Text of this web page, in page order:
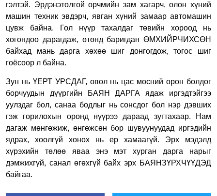
гэлтэй. Эрдэнэтолгой орчмийн зам хагарч, олон хүний
машин техник эвдэрч, явган хүний замаар автомашин
цувж байна. Гол нүүр тахалдаг төвийн хороод нь
хогондоо дарагдаж, өтөнд баригдан ӨМХИЙРЧИХСӨН
байхад мань дарга хөхөө шиг донгогдож, тогос шиг
гоёсоор л байна.
Зун нь ҮЕРТ УРСДАГ, өвөл нь цас мөсний орон болдог
борчуудын дүүргийн БАЯН ДАРГА ядаж иргэдтэйгээ
уулздаг бол, санаа бодлыг нь сонсдог бол нэр дэвших
гэж горилохын оронд нүүрээ дараад зугтахаар. Нам
дагаж мөнгөжиж, өнгөжсөн бор шувуунуудад иргэдийн
ядрах, хоолгүй хонох нь ер хамаагүй. Эрх мэдэлд
хүрэхийн төлөө яваа энэ мэт хурган дарга нарыг
дэмжихгүй, санал өгөхгүй байх эрх БАЯНЗҮРХЧҮҮДЭД
байгаа.